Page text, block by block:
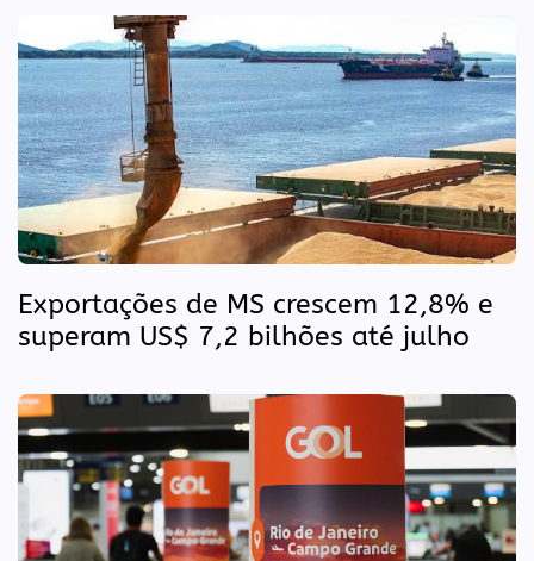
Exportações de MS crescem 12,8% e
superam US$ 7,2 bilhões até julho